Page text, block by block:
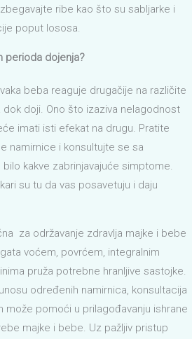
ribe kao što su sabljarke i
poput lososa.
perioda dojenja?
beba reaguje drugačije na različite
doji. Ono što izaziva nelagodnost
imati isti efekat na drugu. Pratite
namirnice i konsultujte se sa
kakve zabrinjavajuće simptome.
su tu da vas posavetuju i daju
za održavanje zdravlja majke i bebe
voćem, povrćem, integralnim
pruža potrebne hranljive sastojke.
određenih namirnica, konsultacija
može pomoći u prilagođavanju ishrane
majke i bebe. Uz pažljiv pristup